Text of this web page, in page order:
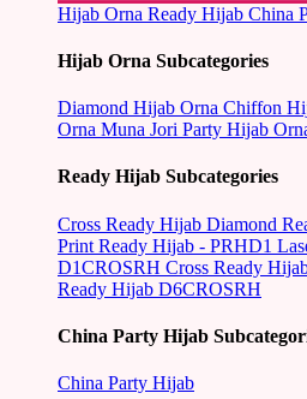
Hijab Orna Ready Hijab China
Hijab Orna Subcategories
Diamond Hijab Orna Chiffon
Orna Muna Jori Party Hijab
Ready Hijab Subcategories
Cross Ready Hijab Diamond
Print Ready Hijab - PRHD1
D1CROSRH Cross Ready
Ready Hijab D6CROSRH
China Party Hijab
China Party Hijab